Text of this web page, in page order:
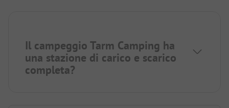
Il campeggio Tarm Camping ha
una stazione di carico e scarico
completa?